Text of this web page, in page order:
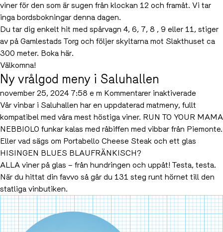
viner för den som är sugen från klockan 12 och framåt. Vi tar
inga bordsbokningar denna dagen.
Du tar dig enkelt hit med spårvagn 4, 6, 7, 8 , 9 eller 11, stiger
av på Gamlestads Torg och följer skyltarna mot Slakthuset ca
300 meter. Boka här.
Välkomna!
Ny vrålgod meny i Saluhallen
november 25, 2024 7:58 e m Kommentarer inaktiverade
vrålgod
meny
Vår vinbar i Saluhallen har en uppdaterad matmeny, fullt
kompatibel med våra mest höstiga viner. RUN TO YOUR MAMA
NEBBIOLO funkar kalas med råbiffen med vibbar från Piemonte.
Eller vad sägs om Portabello Cheese Steak och ett glas
HISINGEN BLUES BLAUFRÄNKISCH?
ALLA viner på glas – från hundringen och uppåt! Testa, testa.
När du hittat din favvo så går du 131 steg runt hörnet till den
statliga vinbutiken.